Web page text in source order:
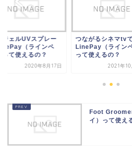
つながるシネマtvで
LinePay（ラインペイ）
って使えるの？
2021年10月20日
エクオール
LinePay（
って使える
Foot
イ）って使え